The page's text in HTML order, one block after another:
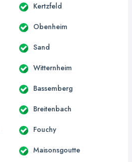
Kertzfeld
Obenheim
Sand
Witternheim
Bassemberg
Breitenbach
Fouchy
Maisonsgoutte